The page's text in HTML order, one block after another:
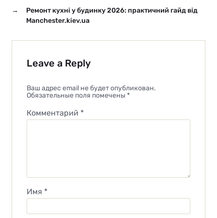
→
Ремонт кухні у будинку 2026: практичний гайд від
Manchester.kiev.ua
Leave a Reply
Ваш адрес email не будет опубликован.
Обязательные поля помечены *
Комментарий *
Имя *